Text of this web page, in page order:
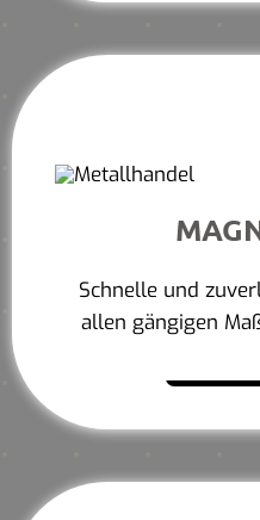
Schnelle und
allen gängigen